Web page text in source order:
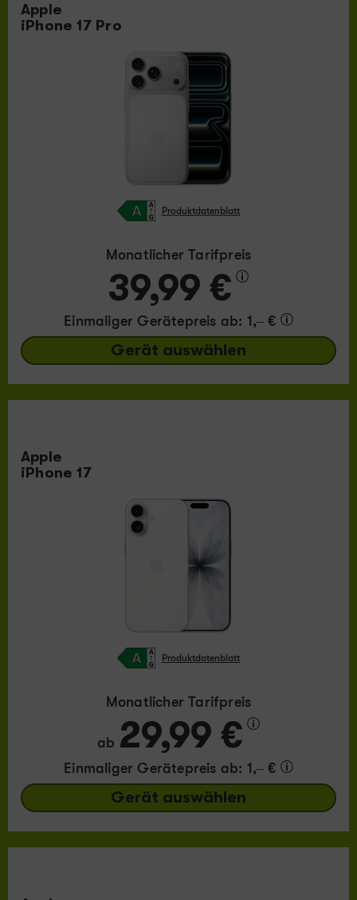
Apple
iPhone 17 Pro
Produktdatenblatt
Monatlicher Tarifpreis
39,99 €
Einmaliger Gerätepreis ab: 1,– €
Gerät auswählen
Apple
iPhone 17
Produktdatenblatt
Monatlicher Tarifpreis
ab 29,99 €
Einmaliger Gerätepreis ab: 1,– €
Gerät auswählen